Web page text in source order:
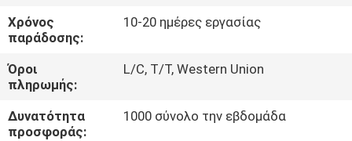
ΖΗΤΉΣΤΕ
ΈΝΑ
ΑΠΌΣΠΑΣΜΑ
Χρόνος
παράδοσης:
10-20 ημέρες εργασίας
Όροι
πληρωμής:
L/C, T/T, Western Union
Δυνατότητα
προσφοράς:
1000 σύνολο την εβδομάδα